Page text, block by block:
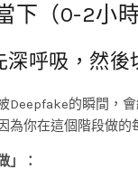
下（0-2小
深呼吸，然
Deepfake的瞬間，
為你在這個階段做
」：